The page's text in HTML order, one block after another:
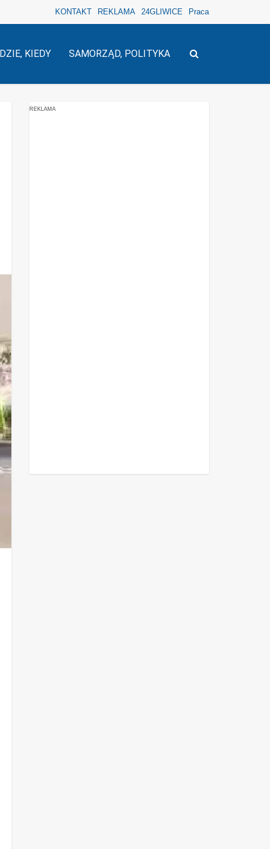
KONTAKT REKLAMA 24GLIWICE Praca
KIEDY SAMORZĄD, POLITYKA
REKLAMA